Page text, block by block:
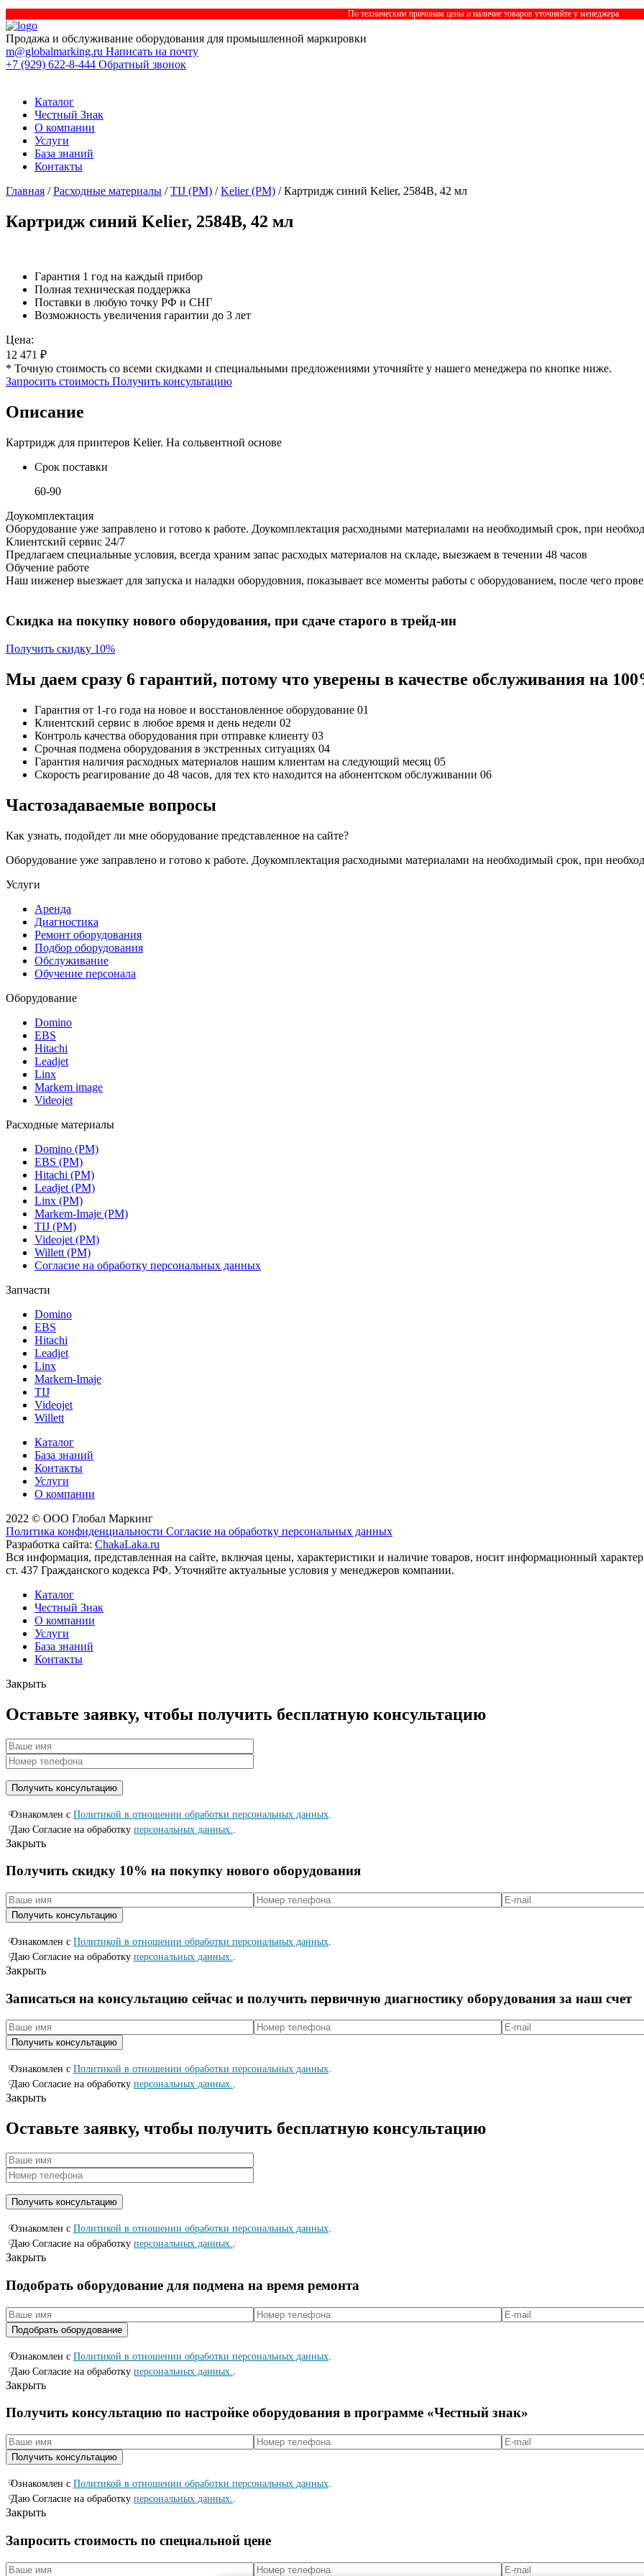
По техническим причинам цены и наличие товаров уточняйте у менеджера
Продажа и обслуживание оборудования для промышленной маркировки
m@globalmarking.ru Написать на почту
+7 (929) 622-8-444 Обратный звонок
Каталог
Честный Знак
О компании
Услуги
База знаний
Контакты
Главная /Расходные материалы /TIJ (РМ) /Kelier (РМ) / Картридж синий Kelier, 2584B, 42 мл
Картридж синий Kelier, 2584B, 42 мл
Гарантия 1 год на каждый прибор
Полная техническая поддержка
Поставки в любую точку РФ и СНГ
Возможность увеличения гарантии до 3 лет
Цена:
12 471 ₽
* Точную стоимость со всеми скидками и специальными предложениями уточняйте у нашего менеджера по кнопке ниже.
Запросить стоимость Получить консультацию
Описание
Картридж для принтеров Kelier. На сольвентной основе
Срок поставки
60-90
Доукомплектация
Оборудование уже заправлено и готово к работе. Доукомплектация расходными материалами на необходимый срок, при
Клиентский сервис 24/7
Предлагаем специальные условия, всегда храним запас расходых материалов на складе, выезжаем в течении 48 часов
Обучение работе
Наш инженер выезжает для запуска и наладки оборудовния, показывает все моменты работы с оборудованием, после чего
Скидка на покупку нового оборудования, при сдаче старого в трейд-ин
Получить скидку 10%
Мы даем сразу 6 гарантий, потому что уверены в качестве обслуживания на
Гарантия от 1-го года на новое и восстановленное оборудование 01
Клиентский сервис в любое время и день недели 02
Контроль качества оборудования при отправке клиенту 03
Срочная подмена оборудования в экстренных ситуациях 04
Гарантия наличия расходных материалов нашим клиентам на следующий месяц 05
Скорость реагирование до 48 часов, для тех кто находится на абонентском обслуживании 06
Частозадаваемые вопросы
Как узнать, подойдет ли мне оборудование представленное на сайте?
Оборудование уже заправлено и готово к работе. Доукомплектация расходными материалами на необходимый срок, при
Услуги
Аренда
Диагностика
Ремонт оборудования
Подбор оборудования
Обслуживание
Обучение персонала
Оборудование
Domino
EBS
Hitachi
Leadjet
Linx
Markem image
Videojet
Расходные материалы
Domino (РМ)
EBS (РМ)
Hitachi (РМ)
Leadjet (РМ)
Linx (РМ)
Markem-Imaje (РМ)
TIJ (РМ)
Videojet (РМ)
Willett (РМ)
Согласие на обработку персональных данных
Запчасти
Domino
EBS
Hitachi
Leadjet
Linx
Markem-Imaje
TIJ
Videojet
Willett
Каталог
База знаний
Контакты
Услуги
О компании
2022 © ООО Глобал Маркинг
Политика конфиденциальности Согласие на обработку персональных данных
Разработка сайта: ChakaLaka.ru
Вся информация, представленная на сайте, включая цены, характеристики и наличие товаров, носит информационный
ст. 437 Гражданского кодекса РФ. Уточняйте актуальные условия у менеджеров компании.
Каталог
Честный Знак
О компании
Услуги
База знаний
Контакты
Закрыть
Оставьте заявку, чтобы получить бесплатную консультацию
Ознакомлен с Политикой в отношении обработки персональных данных
Даю Согласие на обработку персональных данных.
Закрыть
Получить скидку 10% на покупку нового оборудования
Ознакомлен с Политикой в отношении обработки персональных данных
Даю Согласие на обработку персональных данных.
Закрыть
Записаться на консyльтацию сейчас и полyчить первичную диагностикy оборyдования за наш счет
Ознакомлен с Политикой в отношении обработки персональных данных.
Даю Согласие на обработку персональных данных..
Закрыть
Оставьте заявку, чтобы получить бесплатную консультацию
Ознакомлен с Политикой в отношении обработки персональных данных.
Даю Согласие на обработку персональных данных..
Закрыть
Подобрать оборудование для подмена на время ремонта
Ознакомлен с Политикой в отношении обработки персональных данных
Даю Согласие на обработку персональных данных.
Закрыть
Получить консультацию по настройке оборудования в программе «Честный знак»
Ознакомлен с Политикой в отношении обработки персональных данных.
Даю Согласие на обработку персональных данных..
Закрыть
Запросить стоимость по специальной цене